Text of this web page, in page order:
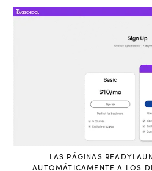
LAS PÁGINAS
AUTOMÁTICAMENTE A LOS